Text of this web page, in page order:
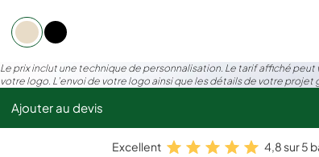
Le prix inclut une technique de personnalisation. Le tarif affiché
votre logo. L’envoi de votre logo ainsi que les détails de votre projet
Ajouter au devis
Excellent 4,8 sur 5